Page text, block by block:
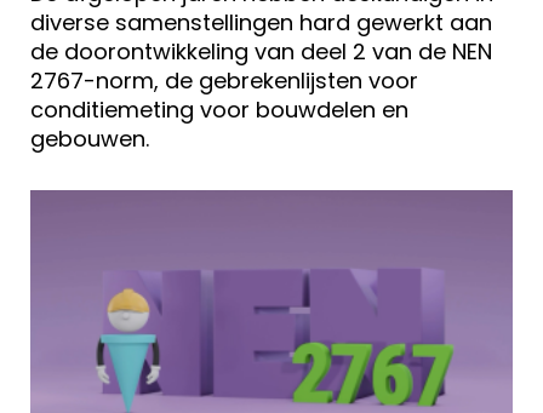
diverse samenstellingen hard gewerkt aan
de doorontwikkeling van deel 2 van de NEN
2767-norm, de gebrekenlijsten voor
conditiemeting voor bouwdelen en
gebouwen.